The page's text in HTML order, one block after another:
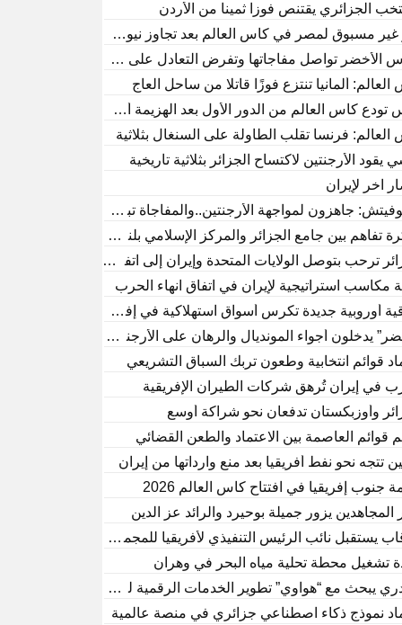
الجزائري يقتنص فوزاً ثميناً من الأردن
غير مسبوق لمصر في كأس العالم بعد تجاوز نيوزيلندا
الأخضر تواصل مفاجآتها وتفرض التعادل على أوروغواي
ألمانيا تنتزع فوزًا قاتلًا من ساحل العاج
تودع كأس العالم من الدور الأول بعد الهزيمة أمام اليابان
فرنسا تقلب الطاولة على السنغال بثلاثية
يقود الأرجنتين لاكتساح الجزائر بثلاثية تاريخية
آخر لإيران
جاهزون لمواجهة الأرجنتين..والمفاجأة تبقى ممكنة
تفاهم بين جامع الجزائر والمركز الإسلامي بلندن
ترحب بتوصل الولايات المتحدة وإيران إلى اتفاق وقف الحرب
مكاسب استراتيجية لإيران في اتفاق انهاء الحرب
أوروبية جديدة تكرس أسواق استهلاكية في إفريقيا
يدخلون أجواء المونديال والرهان على الأرجنتين
قوائم انتخابية وطعون تربك السباق التشريعي
في إيران تُرهق شركات الطيران الإفريقية
وأوزبكستان تدفعان نحو شراكة أوسع
قوائم العاصمة بين الاعتماد والطعن القضائي
تتجه نحو نفط أفريقيا بعد منع وارداتها من إيران
جنوب إفريقيا في افتتاح كأس العالم 2026
المجاهدين يزور جميلة بوحيرد والرائد عز الدين
يستقبل نائب الرئيس التنفيذي لأفريقيا للمجمع النرويجي “إكينور”
تشغيل محطة تحلية مياه البحر في وهران
يبحث مع “هواوي” تطوير الخدمات الرقمية لقطاع الصناعة
نموذج ذكاء اصطناعي جزائري في منصة عالمية